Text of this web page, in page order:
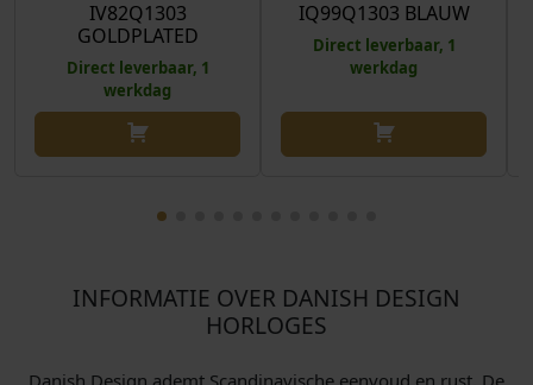
IV82Q1303
GOLDPLATED
Direct leverbaar, 1
werkdag
IQ99Q1303 BLAUW
Direct leverbaar, 1
werkdag
INFORMATIE OVER DANISH DESIGN
HORLOGES
Danish Design ademt Scandinavische eenvoud en rust. De